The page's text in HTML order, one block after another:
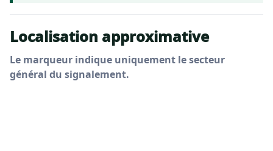
Localisation approximative
Le marqueur indique uniquement le secteur
général du signalement.